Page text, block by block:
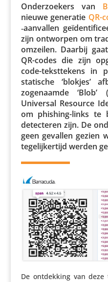
Onder­zoe­kers van
nieuwe generatie QR-
‑aanvallen
zijn ontworpen om
omzeilen. Daarbij
QR-codes die zijn
code-tekst­te­kens in
statische ‘blokjes’
zoge­naamde
Universal Resource
om phishing-links te
detec­teren zijn. De
geen gevallen gezien
tege­lij­ker­tijd werden
De ontdek­king van